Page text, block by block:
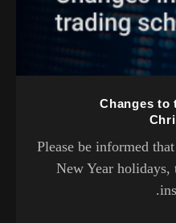
Changes to
Please be informed
New Year holidays,